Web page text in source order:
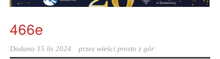
466e
Dodano 15 lis 2024 przez wieści prosto z gór